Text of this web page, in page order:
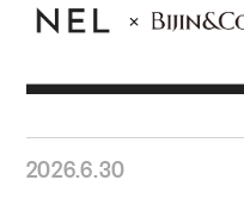
2026.6.30